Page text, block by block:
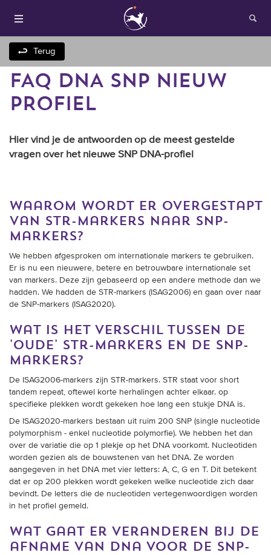
Fokken met je hond
Onze websites
Opleidingen en
trainingen
Zoek een vereniging
Activiteiten agenda
Inlog Mijn RvB account
Inlog leden / officials
Over ons
Contact & support
Vacatures
Terug
FAQ DNA SNP NIEUW
PROFIEL
Hier vind je de antwoorden op de meest gestelde
vragen over het nieuwe SNP DNA-profiel
waarom wordt er overgestapt
van str-markers naar snp-
markers?
We hebben afgesproken om internationale markers te gebruiken.
Er is nu een nieuwere, betere en betrouwbare internationale set
van markers. Deze zijn gebaseerd op een andere methode dan we
hadden. We hadden de STR-markers (ISAG2006) en gaan over naar
de SNP-markers (ISAG2020).
wat is het verschil tussen de
'oude' str-markers en de snp-
markers?
De ISAG2006-markers zijn STR-markers. STR staat voor short
tandem repeat, oftewel korte herhalingen achter elkaar. op
specifieke plekken wordt gekeken hoe lang een stukje DNA is.
De ISAG2020-markers bestaan uit ruim 200 SNP (single nucleotide
polymorphism - enkel nucleotide polymorfie). We hebben het dan
over de variatie die op 1 plekje op het DNA voorkomt. Nucleotiden
worden gezien als de bouwstenen van het DNA. Ze worden
aangegeven in het DNA met vier letters: A, C, G en T. Dit betekent
dat er op 200 plekken wordt gekeken welke nucleotide zich daar
bevindt. De letters die de nucleotiden vertegenwoordigen worden
in het profiel gemeld.
wat gaat er veranderen bij de
afname van dna voor de snp-